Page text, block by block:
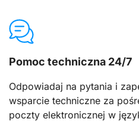
Pomoc techniczna 24/7
Odpowiadaj na pytania i
wsparcie techniczne za
poczty elektronicznej w